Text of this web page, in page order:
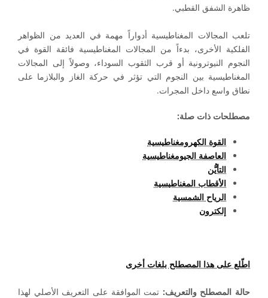
ظاهرة الشفق القطبي.
تلعب المجالات المغناطيسية أدواراً مهمة في العديد من الظواهر
الفلكية الأخرى، بدءاً من المجالات المغناطيسية فائقة القوة في
النجوم النيوترونية أو قرب الثقوب السوداء، وصولاً إلى المجالات
المغناطيسية بين النجوم التي تؤثر في حركة الغاز والبلازما على
نطاق واسع داخل المجرات.
مصطلحات ذات صلة:
القوة الكهرومغناطيسية
العاصفة الجيومغناطيسية
التأيُّن
الأقطاب المغناطيسية
الرياح الشمسية
إلكترون
اطّلع على هذا المصطلح بلغات أخرى
حالة المصطلح والتعريف: تمت الموافقة على التعريف الأصلي لهذا